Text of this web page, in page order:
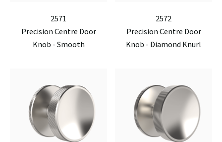
2571
Precision Centre Door
Knob - Smooth
2572
Precision Centre Door
Knob - Diamond Knurl